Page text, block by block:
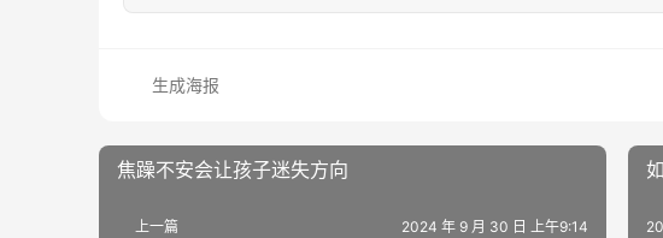
生成海报
焦躁不安会让孩子迷失方向
上一篇 2024 年 9 月 30 日 上午9:14